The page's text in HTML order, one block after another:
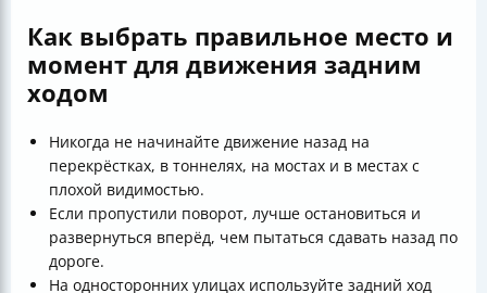
Как выбрать правильное место и
момент для движения задним
ходом
Никогда не начинайте движение назад на
перекрёстках, в тоннелях, на мостах и в местах с
плохой видимостью.
Если пропустили поворот, лучше остановиться и
развернуться вперёд, чем пытаться сдавать назад по
дороге.
На односторонних улицах используйте задний ход